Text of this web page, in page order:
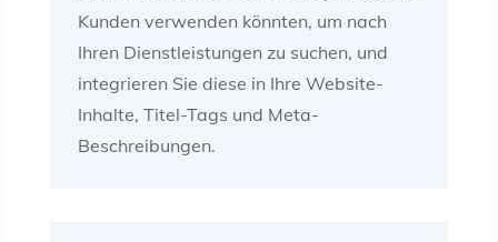
Kunden verwenden könnten, um nach
Ihren Dienstleistungen zu suchen, und
integrieren Sie diese in Ihre Website-
Inhalte, Titel-Tags und Meta-
Beschreibungen.